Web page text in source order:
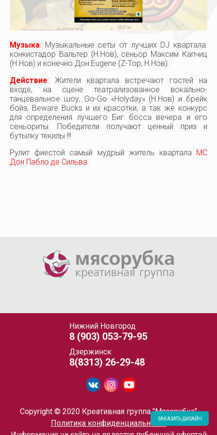
Дзержинск
8(8313) 26-29-48
Музыка: Музыкальные сеты от лучших DJ квартала:
конкистадор Вальтер (Н.Нов), сеньор Максим Капчиц
(Н.Нов) и конечно Дон Eugene (Z-Top, Н.Нов).
Действие: Жители квартала встречают гостей на
входе, на сцене театрализованное вокально-
танцевальное шоу, Go-Go «Holyday» (Н.Нов) и брейк
бойз, Beware Bucks и их красотки, а так же конкурс
для определения лучшего Биг босса вечера и его
сеньориты. Победители получают ценный приз и
бутылку текилы !!!
Рулит фиестой самый мудрый житель квартала МС
Дон Пабло де Сильва.
Нижний Новгород
8 (903) 053-79-95
Дзержинск
8(8313) 26-29-48
Copyright © 2020 Креативная группа "Мясорубка"
Политика конфиденциальностиЗАКАЗАТЬ ДИЗАЙН